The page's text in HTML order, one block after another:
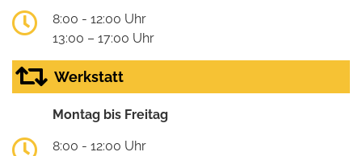
8:00 - 12:00 Uhr
13:00 – 17:00 Uhr
Werkstatt
Montag bis Freitag
8:00 - 12:00 Uhr